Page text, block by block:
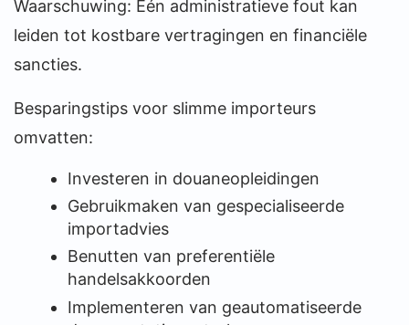
Waarschuwing: Één administratieve fout kan
leiden tot kostbare vertragingen en financiële
sancties.
Besparingstips voor slimme importeurs
omvatten:
Investeren in douaneopleidingen
Gebruikmaken van gespecialiseerde
importadvies
Benutten van preferentiële
handelsakkoorden
Implementeren van geautomatiseerde